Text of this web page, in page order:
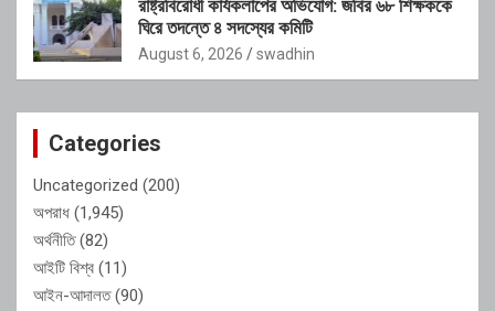
রাষ্ট্রবিরোধী কার্যকলাপের অভিযোগ: জবির ৬৮ শিক্ষককে
ঘিরে তদন্তে ৪ সদস্যের কমিটি
August 6, 2026 swadhin
Categories
Uncategorized (200)
অপরাধ (1,945)
অর্থনীতি(82)
আইটি বিশ্ব (11)
আইন-আদালত(90)